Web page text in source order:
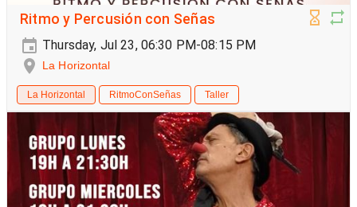
Ritmo y Percusión con Señas
Thursday, Jul 23, 06:30 PM-08:15 PM
La Horizontal
La Horizontal RitmoConSeñas Taller